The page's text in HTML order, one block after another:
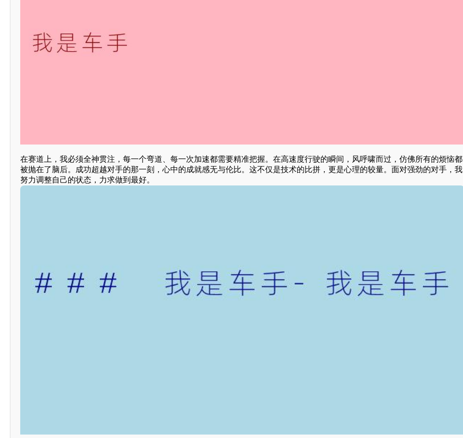
在赛道上，我必须全神贯注，每一个弯道、每一次加速都需要精准把握。在高速度行驶的瞬间，风呼啸而过，仿佛所有的烦恼都
被抛在了脑后。成功超越对手的那一刻，心中的成就感无与伦比。这不仅是技术的比拼，更是心理的较量。面对强劲的对手，我
努力调整自己的状态，力求做到最好。